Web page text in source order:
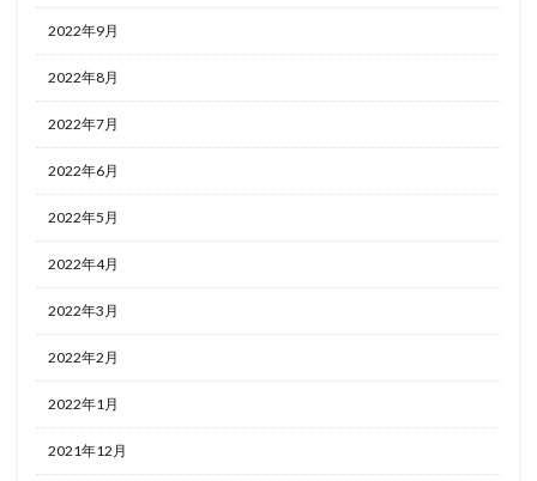
2022年9月
2022年8月
2022年7月
2022年6月
2022年5月
2022年4月
2022年3月
2022年2月
2022年1月
2021年12月